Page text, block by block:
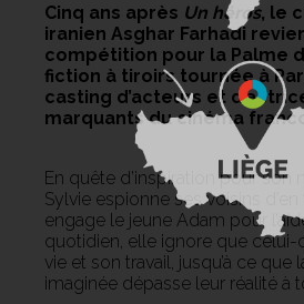
Cinq ans après Un héros, le
iranien Asghar Farhadi
compétition pour la Palme
fiction à tiroirs tournée à
casting d’acteurs et
marquants du cinéma
En quête d’inspiration pour son
Sylvie espionne ses voisins
engage le jeune Adam pour
quotidien, elle ignore que celui-
vie et son travail, jusqu’à ce que
imaginée dépasse leur réalité à